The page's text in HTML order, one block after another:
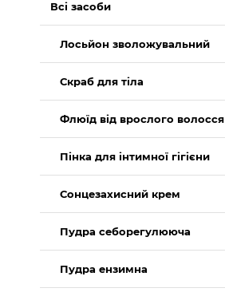
Всі засоби
Лосьйон зволожувальний
Скраб для тіла
Флюїд від врослого волосся
Пінка для інтимної гігієни
Сонцезахисний крем
Пудра себорегулююча
Пудра ензимна